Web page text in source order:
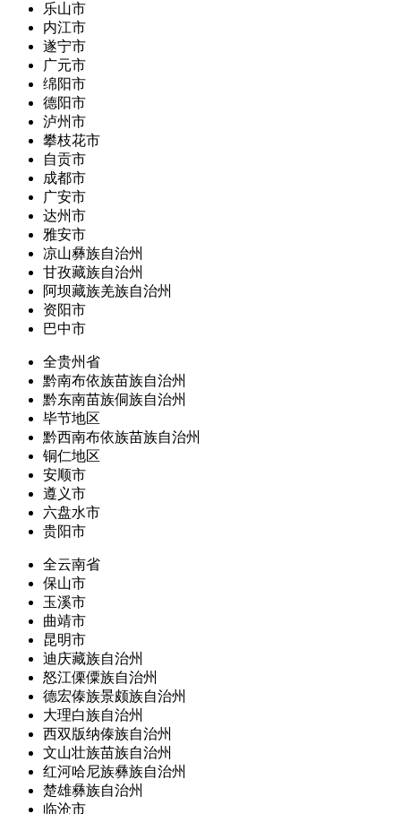
乐山市
内江市
遂宁市
广元市
绵阳市
德阳市
泸州市
攀枝花市
自贡市
成都市
广安市
达州市
雅安市
凉山彝族自治州
甘孜藏族自治州
阿坝藏族羌族自治州
资阳市
巴中市
全贵州省
黔南布依族苗族自治州
黔东南苗族侗族自治州
毕节地区
黔西南布依族苗族自治州
铜仁地区
安顺市
遵义市
六盘水市
贵阳市
全云南省
保山市
玉溪市
曲靖市
昆明市
迪庆藏族自治州
怒江傈僳族自治州
德宏傣族景颇族自治州
大理白族自治州
西双版纳傣族自治州
文山壮族苗族自治州
红河哈尼族彝族自治州
楚雄彝族自治州
临沧市